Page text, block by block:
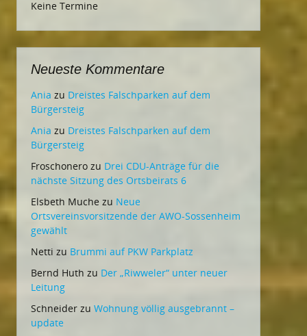
Keine Termine
Neueste Kommentare
Ania zu Dreistes Falschparken auf dem
Bürgersteig
Ania zu Dreistes Falschparken auf dem
Bürgersteig
Froschonero zu Drei CDU-Anträge für die
nächste Sitzung des Ortsbeirats 6
Elsbeth Muche zu Neue
Ortsvereinsvorsitzende der AWO-Sossenheim
gewählt
Netti zu Brummi auf PKW Parkplatz
Bernd Huth zu Der „Riwweler“ unter neuer
Leitung
Schneider zu Wohnung völlig ausgebrannt –
update